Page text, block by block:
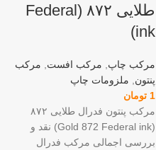
طلایی ۸۷۲ (Federal
ink)
مرکب چاپ مرکب افست
مرکب
پنتون
ملزومات چاپ
1 تومان
مرکب پنتون فدرال طلایی ۸۷۲
(Gold 872 Federal ink) نقد و
بررسی اجمالی مرکب فدرال